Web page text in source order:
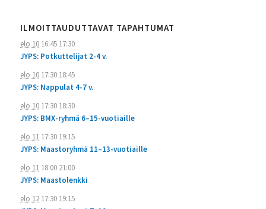
ILMOITTAUDUTTAVAT TAPAHTUMAT
elo 1016:45 17:30
JYPS: Potkuttelijat 2-4 v.
elo 1017:30 18:45
JYPS: Nappulat 4-7 v.
elo 1017:30 18:30
JYPS: BMX-ryhmä 6–15-vuotiaille
elo 1117:30 19:15
JYPS: Maastoryhmä 11–13-vuotiaille
elo 1118:00 21:00
JYPS: Maastolenkki
elo 1217:30 19:15